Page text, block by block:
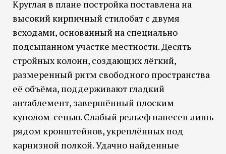
Круглая в плане постройка поставлена на
высокий кирпичный стилобат с двумя
всходами, основанный на специально
подсыпанном участке местности. Десять
стройных колонн, создающих лёгкий,
размеренный ритм свободного пространства
её объёма, поддерживают гладкий
антаблемент, завершённый плоским
куполом-сенью. Слабый рельеф нанесен лишь
рядом кронштейнов, укреплённых под
карнизной полкой. Удачно найденные